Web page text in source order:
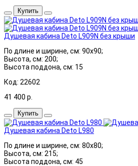
Купить
Душевая кабина Deto L909N без крыши
По длине и ширине, см: 90x90;
Высота, см: 200;
Высота поддона, см: 15
Код: 22602
41 400 р.
Купить
Душевая кабина Deto L980
По длине и ширине, см: 80x80;
Высота, см: 215;
Высота поддона, см: 45